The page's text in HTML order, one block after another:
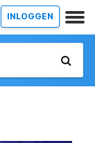
INLOGGEN